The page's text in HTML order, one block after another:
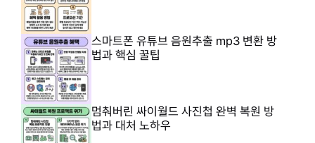
스마트폰 유튜브 음원추출 mp3 변환 방
법과 핵심 꿀팁
멈춰버린 싸이월드 사진첩 완벽 복원 방
법과 대처 노하우